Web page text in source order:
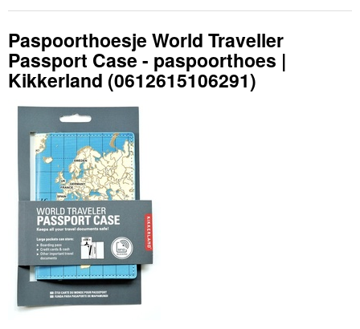
Paspoorthoesje World Traveller
Passport Case - paspoorthoes |
Kikkerland (0612615106291)